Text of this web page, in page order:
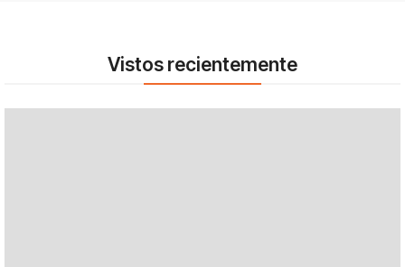
Vistos recientemente